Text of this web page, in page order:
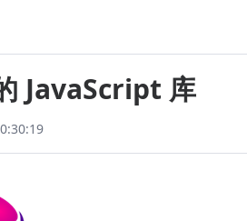
JavaScript 库